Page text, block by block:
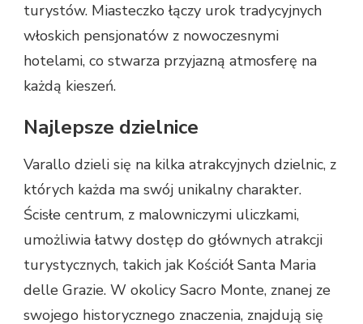
turystów. Miasteczko łączy urok tradycyjnych
włoskich pensjonatów z nowoczesnymi
hotelami, co stwarza przyjazną atmosferę na
każdą kieszeń.
Najlepsze dzielnice
Varallo dzieli się na kilka atrakcyjnych dzielnic, z
których każda ma swój unikalny charakter.
Ścisłe centrum, z malowniczymi uliczkami,
umożliwia łatwy dostęp do głównych atrakcji
turystycznych, takich jak Kościół Santa Maria
delle Grazie. W okolicy Sacro Monte, znanej ze
swojego historycznego znaczenia, znajdują się